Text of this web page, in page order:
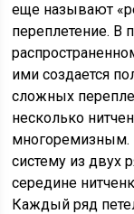
еще называют
переплетение. В
ими создается
сложных
несколько
многоремизным.
систему из двух
середине
Каждый ряд